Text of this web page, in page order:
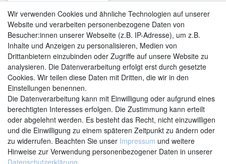
Vertrag widerrufen
Wir verwenden Cookies und ähnliche Technologien auf unserer
Website und verarbeiten personenbezogene Daten von
Besucher:innen unserer Webseite (z.B. IP-Adresse), um z.B.
Inhalte und Anzeigen zu personalisieren, Medien von
Drittanbietern einzubinden oder Zugriffe auf unsere Website zu
analysieren. Die Datenverarbeitung erfolgt erst durch gesetzte
Cookies. Wir teilen diese Daten mit Dritten, die wir in den
Einstellungen benennen.
Die Datenverarbeitung kann mit Einwilligung oder aufgrund eines
berechtigten Interesses erfolgen. Die Zustimmung kann erteilt
oder abgelehnt werden. Es besteht das Recht, nicht einzuwilligen
und die Einwilligung zu einem späteren Zeitpunkt zu ändern oder
zu widerrufen. Beachten Sie unser Impressum und weitere
Hinweise zur Verwendung personenbezogener Daten in unserer
Daten­schutz­erklärung